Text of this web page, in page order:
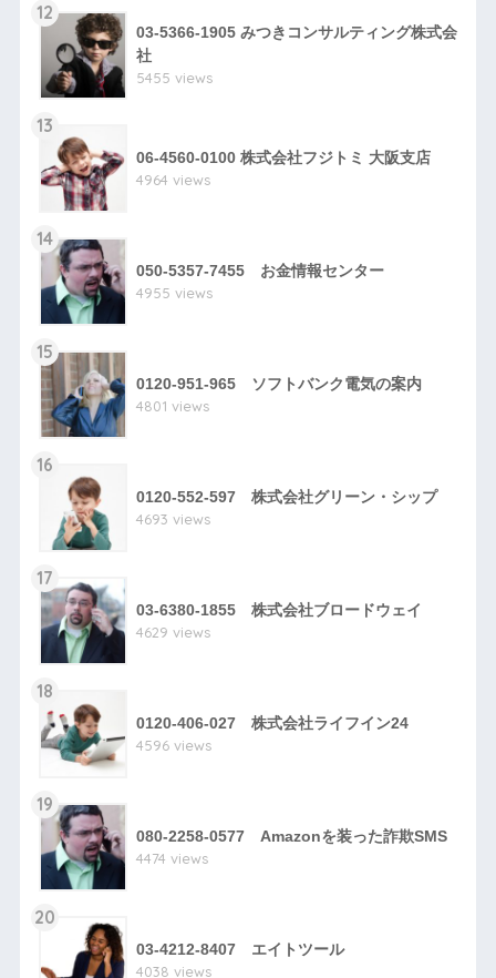
12
03-5366-1905 みつきコンサルティング株式会
社
5455 views
13
06-4560-0100 株式会社フジトミ 大阪支店
4964 views
14
050-5357-7455 お金情報センター
4955 views
15
0120-951-965 ソフトバンク電気の案内
4801 views
16
0120-552-597 株式会社グリーン・シップ
4693 views
17
03-6380-1855 株式会社ブロードウェイ
4629 views
18
0120-406-027 株式会社ライフイン24
4596 views
19
080-2258-0577 Amazonを装った詐欺SMS
4474 views
20
03-4212-8407 エイトツール
4038 views